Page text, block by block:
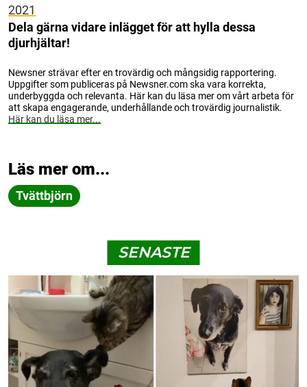
2021
Dela gärna vidare inlägget för att hylla dessa
djurhjältar!
Newsner strävar efter en trovärdig och mångsidig rapportering.
Uppgifter som publiceras på Newsner.com ska vara korrekta,
underbyggda och relevanta. Här kan du läsa mer om vårt arbeta för
att skapa engagerande, underhållande och trovärdig journalistik.
Här kan du läsa mer...
Läs mer om...
Tvättbjörn
SENASTE